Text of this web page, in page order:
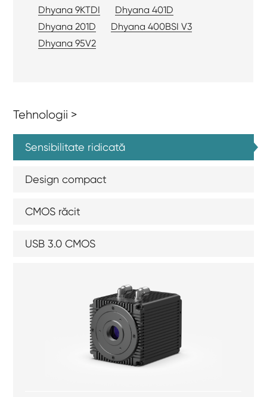
Dhyana 9KTDI
Dhyana 401D
Dhyana 201D
Dhyana 400BSI V3
Dhyana 95V2
Tehnologii >
Sensibilitate ridicată
Design compact
CMOS răcit
USB 3.0 CMOS